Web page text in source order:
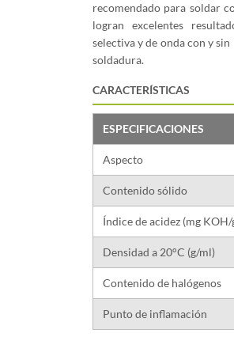
recomendado para soldar
logran excelentes
selectiva y de onda con y
soldadura.
CARACTERÍSTICAS
ESPECIFICACIONES
Aspecto
Contenido sólido
Índice de acidez (mg KOH/
Densidad a 20°C (g/ml)
Contenido de halógenos
Punto de inflamación